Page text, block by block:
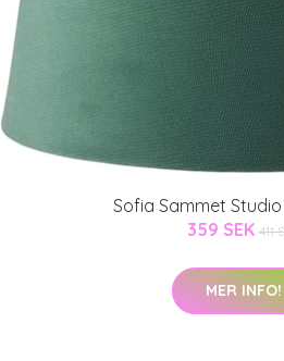
Sofia Sammet
359 SEK 411
MER INFO!